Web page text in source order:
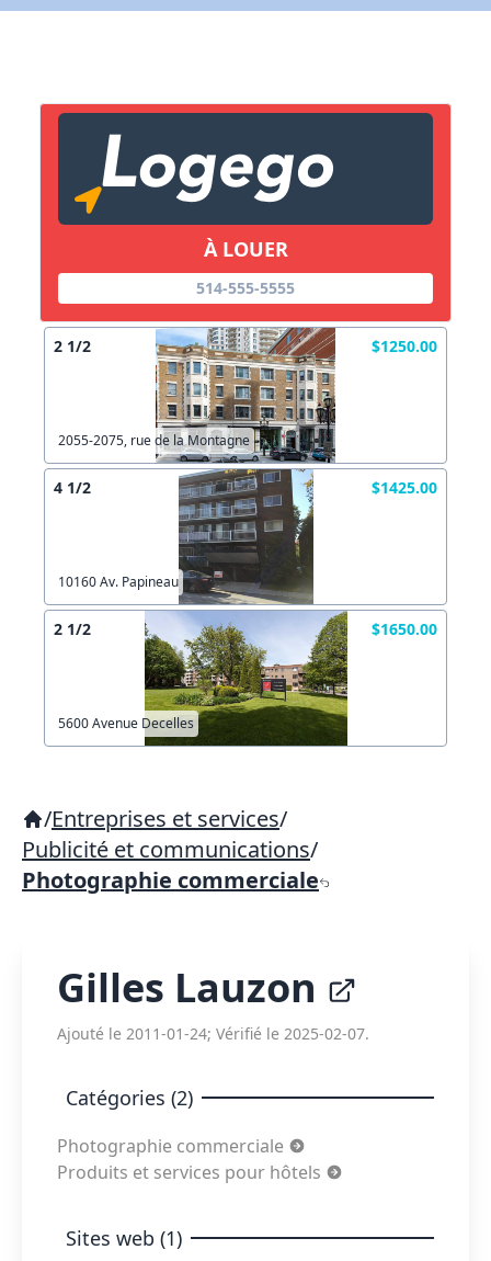
À LOUER
514-555-5555
2 1/2 $1250.00
2055-2075, rue de la Montagne
4 1/2 $1425.00
10160 Av. Papineau
2 1/2 $1650.00
5600 Avenue Decelles
/Entreprises et services/
Publicité et communications/
Photographie commerciale
Gilles Lauzon
Ajouté le 2011-01-24; Vérifié le 2025-02-07.
Catégories (2)
Photographie commerciale
Produits et services pour hôtels
Sites web (1)
Lien vers inscription (sera inclus dans courriel)
Copier lien
X Fermer
X Fermer